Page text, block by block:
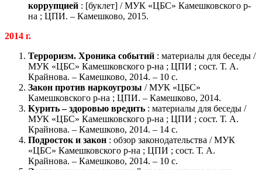
коррупцией : [буклет] / МУК «ЦБС» Камешковского р-
на ; ЦПИ. – Камешково, 2015.
2014 г.
Терроризм. Хроника событий : материалы для беседы /
МУК «ЦБС» Камешковского р-на ; ЦПИ ; сост. Т. А.
Крайнова. – Камешково, 2014. – 10 с.
Закон против наркоугрозы / МУК «ЦБС»
Камешковского р-на ; ЦПИ. – Камешково, 2014.
Курить – здоровью вредить : материалы для беседы /
МУК «ЦБС» Камешковского р-на ; ЦПИ ; сост. Т. А.
Крайнова. – Камешково, 2014. – 14 с.
Подросток и закон : обзор законодательства / МУК
«ЦБС» Камешковского р-на ; ЦПИ ; сост. Т. А.
Крайнова. – Камешково, 2014. – 10 с.